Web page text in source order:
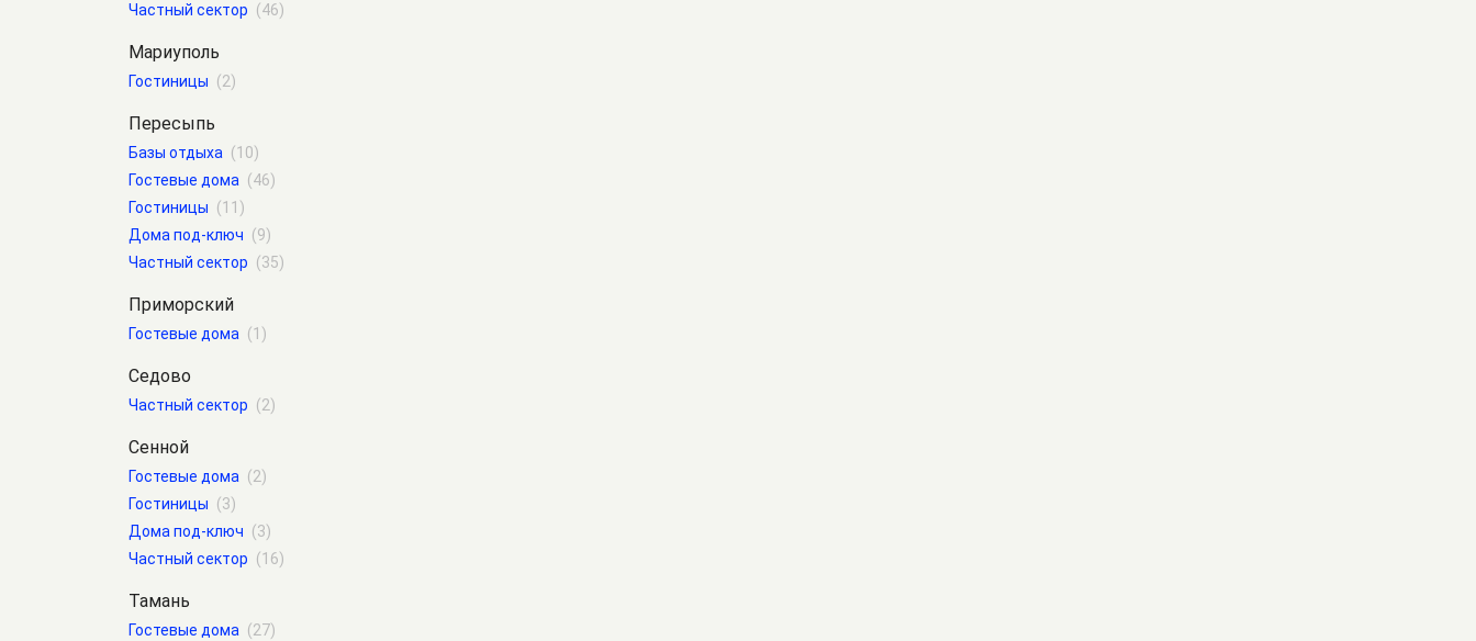
Частный сектор (46)
Мариуполь
Гостиницы (2)
Пересыпь
Базы отдыха (10)
Гостевые дома (46)
Гостиницы (11)
Дома под-ключ (9)
Частный сектор (35)
Приморский
Гостевые дома (1)
Седово
Частный сектор (2)
Сенной
Гостевые дома (2)
Гостиницы (3)
Дома под-ключ (3)
Частный сектор (16)
Тамань
Гостевые дома (27)